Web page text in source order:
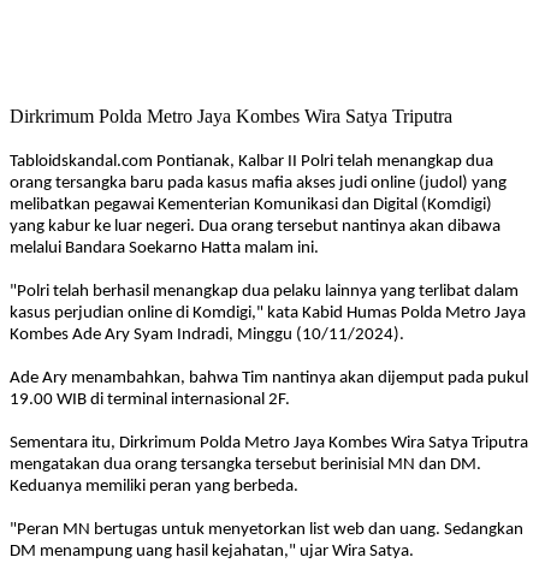
Dirkrimum Polda Metro Jaya Kombes Wira Satya Triputra
Tabloidskandal.com Pontianak, Kalbar II Polri telah menangkap dua
orang tersangka baru pada kasus mafia akses judi online (judol) yang
melibatkan pegawai Kementerian Komunikasi dan Digital (Komdigi)
yang kabur ke luar negeri. Dua orang tersebut nantinya akan dibawa
melalui Bandara Soekarno Hatta malam ini.
"Polri telah berhasil menangkap dua pelaku lainnya yang terlibat dalam
kasus perjudian online di Komdigi," kata Kabid Humas Polda Metro Jaya
Kombes Ade Ary Syam Indradi, Minggu (10/11/2024).
Ade Ary menambahkan, bahwa Tim nantinya akan dijemput pada pukul
19.00 WIB di terminal internasional 2F.
Sementara itu, Dirkrimum Polda Metro Jaya Kombes Wira Satya Triputra
mengatakan dua orang tersangka tersebut berinisial MN dan DM.
Keduanya memiliki peran yang berbeda.
"Peran MN bertugas untuk menyetorkan list web dan uang. Sedangkan
DM menampung uang hasil kejahatan," ujar Wira Satya.